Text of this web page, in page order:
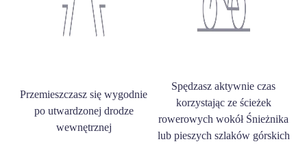
Przemieszczasz się wygodnie
po utwardzonej drodze
wewnętrznej
Spędzasz aktywnie czas
korzystając ze ścieżek
rowerowych wokół Śnieżnika
lub pieszych szlaków górskich